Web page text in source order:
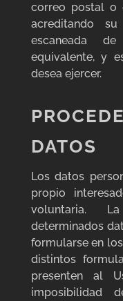
correo postal o
acreditando
escaneada
equivalente, y
desea ejercer.
DATOS
Los datos
propio
voluntaria.
determinados
formularse en
distintos
presenten al
imposibilidad